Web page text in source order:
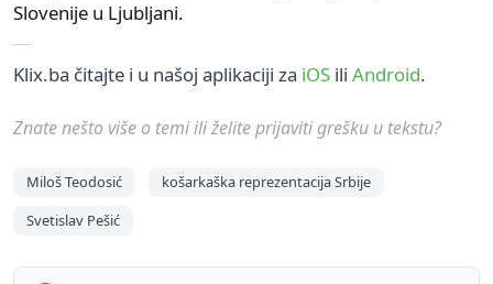
Slovenije u Ljubljani.
Klix.ba čitajte i u našoj aplikaciji za iOS ili Android.
Znate nešto više o temi ili želite prijaviti grešku u tekstu?
Miloš Teodosić
košarkaška reprezentacija Srbije
Svetislav Pešić